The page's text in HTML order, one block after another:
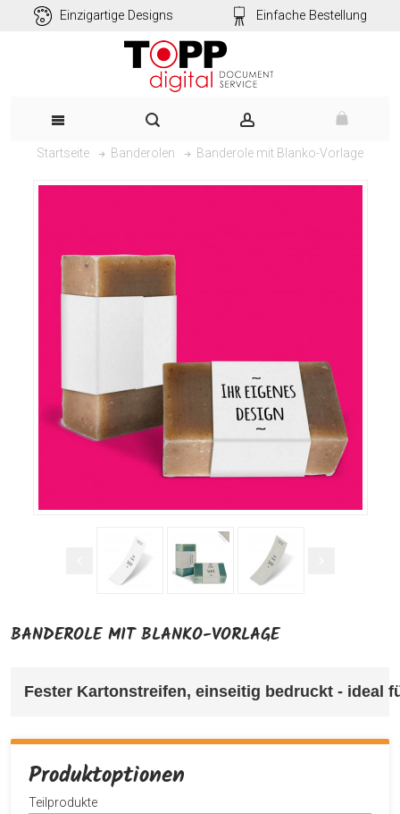
Einzigartige Designs Einfache Bestellung
Startseite Banderolen Banderole mit Blanko-Vorlage
BANDEROLE MIT BLANKO-VORLAGE
Fester Kartonstreifen, einseitig bedruckt - ideal
Produktoptionen
Teilprodukte